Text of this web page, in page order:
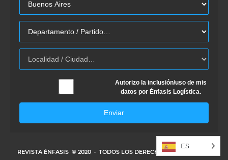
Autorizo la inclusión/uso de mis
datos por Énfasis Logística.
Enviar
REVISTA ÉNFASIS © 2020 · TODOS LOS DERECHOS RESERVADOS
ES